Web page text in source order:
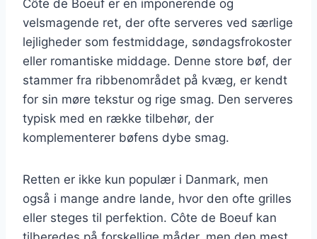
Côte de Boeuf er en imponerende og
velsmagende ret, der ofte serveres ved særlige
lejligheder som festmiddage, søndagsfrokoster
eller romantiske middage. Denne store bøf, der
stammer fra ribbenområdet på kvæg, er kendt
for sin møre tekstur og rige smag. Den serveres
typisk med en række tilbehør, der
komplementerer bøfens dybe smag.
Retten er ikke kun populær i Danmark, men
også i mange andre lande, hvor den ofte grilles
eller steges til perfektion. Côte de Boeuf kan